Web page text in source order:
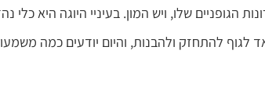
שלו, ויש המון. בעיניי היוגה היא כלי
להתחזק ולהבנות, והיום יודעים כמה